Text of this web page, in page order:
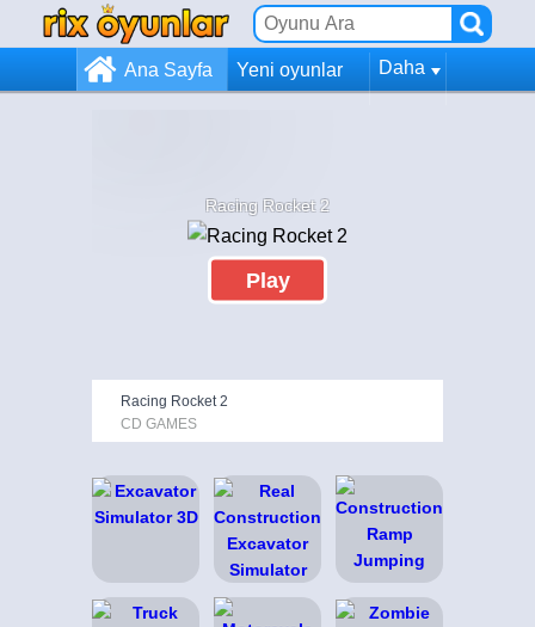
Ana Sayfa Yeni oyunlar Daha
Racing Rocket 2
Play
Racing Rocket 2
CD GAMES